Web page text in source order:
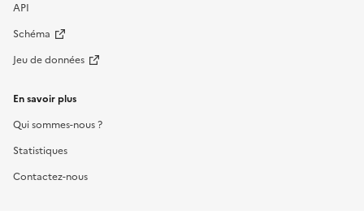
API
Schéma
Jeu de données
En savoir plus
Qui sommes-nous ?
Statistiques
Contactez-nous